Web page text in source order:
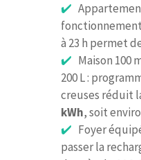
à 23 h permet
Maison 100
200 L :
creuses réduit
kWh, soit
Foyer
passer la